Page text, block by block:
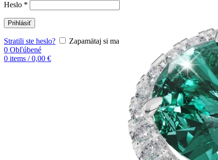
Heslo *
Prihlásiť
Stratili ste heslo?
Zapamätaj si ma
0 Obľúbené
0 items / 0,00 €